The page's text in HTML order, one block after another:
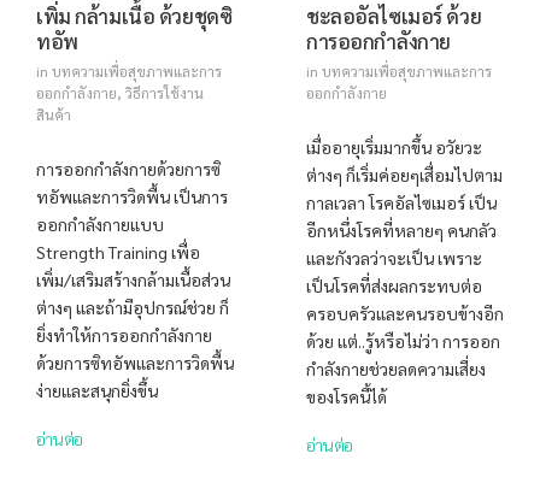
เพิ่ม กล้ามเนื้อ ด้วยชุดซิ
ทอัพ
in บทความเพื่อสุขภาพและการ
ออกกำลังกาย, วิธีการใช้งาน
สินค้า
การออกกำลังกายด้วยการซิ
ทอัพและการวิดพื้น เป็นการ
ออกกำลังกายแบบ
Strength Training เพื่อ
เพิ่ม/เสริมสร้างกล้ามเนื้อส่วน
ต่างๆ และถ้ามีอุปกรณ์ช่วย ก็
ยิ่งทำให้การออกกำลังกาย
ด้วยการซิทอัพและการวิดพื้น
ง่ายและสนุกยิ่งขึ้น
อ่านต่อ
ชะลออัลไซเมอร์ ด้วย
การออกกำลังกาย
in บทความเพื่อสุขภาพและการ
ออกกำลังกาย
เมื่ออายุเริ่มมากขึ้น อวัยวะ
ต่างๆ ก็เริ่มค่อยๆเสื่อมไปตาม
กาลเวลา โรคอัลไซเมอร์ เป็น
อีกหนึ่งโรคที่หลายๆ คนกลัว
และกังวลว่าจะเป็น เพราะ
เป็นโรคที่ส่งผลกระทบต่อ
ครอบครัวและคนรอบข้างอีก
ด้วย แต่..รู้หรือไม่ว่า การออก
กำลังกายช่วยลดความเสี่ยง
ของโรคนี้ได้
อ่านต่อ